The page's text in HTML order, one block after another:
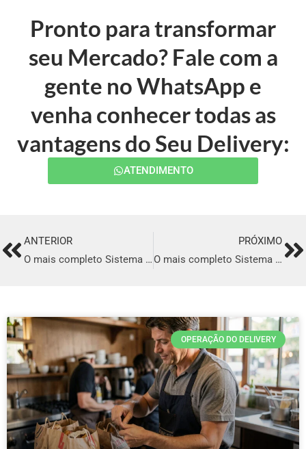
Pronto para transformar
seu Mercado? Fale com a
gente no WhatsApp e
venha conhecer todas as
vantagens do Seu Delivery:
ATENDIMENTO
PrevANTERIOR
O mais completo Sistema para Delivery em Bom Jesus da Lapa
PRÓXIMO
O mais completo Sistema para Delivery em Santo Antônio do Descoberto
OPERAÇÃO DO DELIVERY